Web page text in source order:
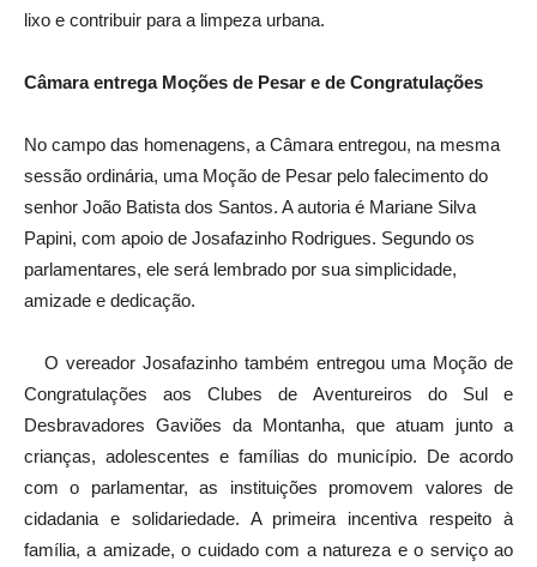
lixo e contribuir para a limpeza urbana.
Câmara entrega Moções de Pesar e de Congratulações
No campo das homenagens, a Câmara entregou, na mesma
sessão ordinária, uma Moção de Pesar pelo falecimento do
senhor João Batista dos Santos. A autoria é Mariane Silva
Papini, com apoio de Josafazinho Rodrigues. Segundo os
parlamentares, ele será lembrado por sua simplicidade,
amizade e dedicação.
O vereador Josafazinho também entregou uma Moção de
Congratulações aos Clubes de Aventureiros do Sul e
Desbravadores Gaviões da Montanha, que atuam junto a
crianças, adolescentes e famílias do município. De acordo
com o parlamentar, as instituições promovem valores de
cidadania e solidariedade. A primeira incentiva respeito à
família, a amizade, o cuidado com a natureza e o serviço ao